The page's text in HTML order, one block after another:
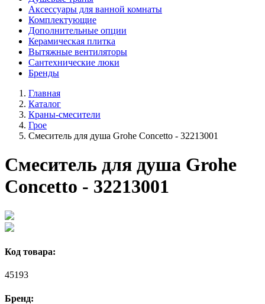
Аксессуары для ванной комнаты
Комплектующие
Дополнительные опции
Керамическая плитка
Вытяжные вентиляторы
Сантехнические люки
Бренды
Главная
Каталог
Краны-смесители
Грое
Смеситель для душа Grohe Concetto - 32213001
Смеситель для душа Grohe
Concetto - 32213001
Код товара:
45193
Бренд: